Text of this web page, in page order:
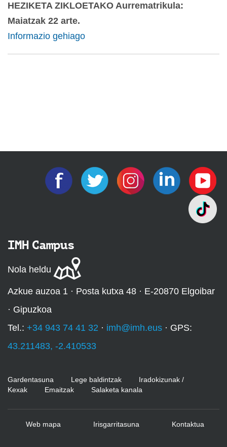
HEZIKETA ZIKLOETAKO Aurrematrikula:
Maiatzak 22 arte.
Informazio gehiago
IMH Campus
Nola heldu
Azkue auzoa 1 · Posta kutxa 48 · E-20870 Elgoibar
· Gipuzkoa
Tel.: +34 943 74 41 32 · imh@imh.eus · GPS:
43.211483, -2.410533
Gardentasuna Lege baldintzak
Iradokizunak /
Kexak
Emaitzak Salaketa kanala
Web mapa Irisgarritasuna Kontaktua